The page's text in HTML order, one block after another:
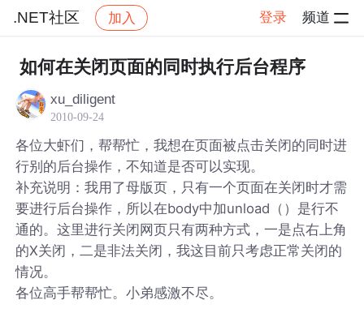
.NET社区 加入 登录 频道
社区 .NET社区 帖子详情
如何在关闭页面的同时执行后台程序
xu_diligent
2010-09-24
各位大虾们，帮帮忙，我想在页面被点击关闭的同时进
行别的后台操作，不知道是否可以实现。
补充说明：我用了母版页，只有一个页面在关闭时才需
要进行后台操作，所以在body中加unload（）是行不
通的。这里进行关闭网页只有两种方式，一是点右上角
的X关闭，二是非法关闭，我这目前只考虑正常关闭的
情况。
各位高手帮帮忙。小弟感激不尽。